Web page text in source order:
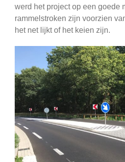
werd het project op een goede
rammelstroken zijn voorzien
het net lijkt of het keien zijn.